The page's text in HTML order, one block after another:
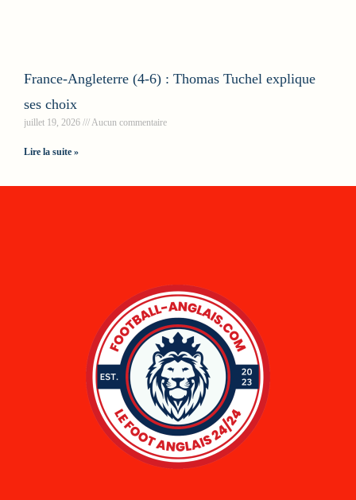
France-Angleterre (4-6) : Thomas Tuchel explique
ses choix
juillet 19, 2026 Aucun commentaire
Lire la suite »